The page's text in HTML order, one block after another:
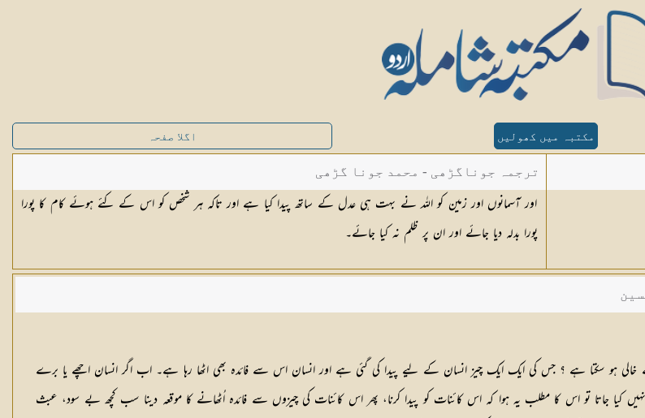
مکتبہ میں کھولیں اگلا صفحہ
ترجمہ جوناگڑھی - محمد جونا گڑھی
اور آسمانوں اور زمین کو اللہ نے بہت ہی عدل کے ساتھ پیدا کیا ہے اور تاکہ ہر شخص کو اس کے کئے ہوئے کام کا پورا
پورا بدلہ دیا جائے اور ان پر ظلم نہ کیا جائے۔
سے خالی ہو سکتا ہے ؟ جس کی ایک ایک چیز انسان کے لیے پیدا کی گئی ہے اور انسان اس سے فائدہ بھی اٹھا رہا ہے۔ اب اگر انسان اچھے یا برے
جاتا تو اس کا مطلب یہ ہوا کہ اس کائنات کو پیدا کرنا، پھر اس کائنات کی چیزوں سے فائدہ اُٹھانے کا موقعہ دینا سب کچھ بے سود، عبث